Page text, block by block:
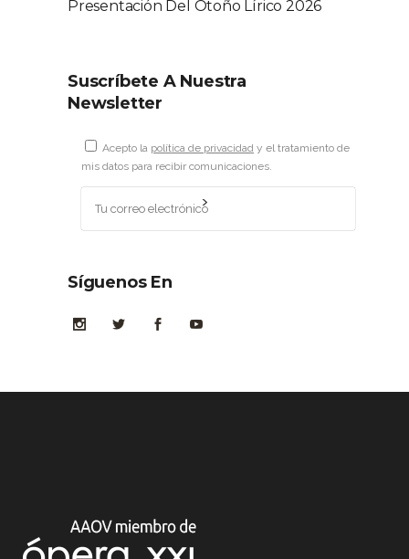
Presentación Del Otoño Lírico 2026
Suscríbete A Nuestra
Newsletter
Acepto la política de privacidad y el tratamiento de
mis datos para recibir comunicaciones.
Síguenos En